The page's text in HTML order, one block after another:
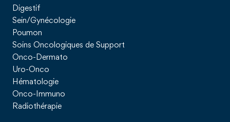
Digestif
Sein/Gynécologie
Poumon
Soins Oncologiques de Support
Onco-Dermato
Uro-Onco
Hématologie
Onco-Immuno
Radiothérapie